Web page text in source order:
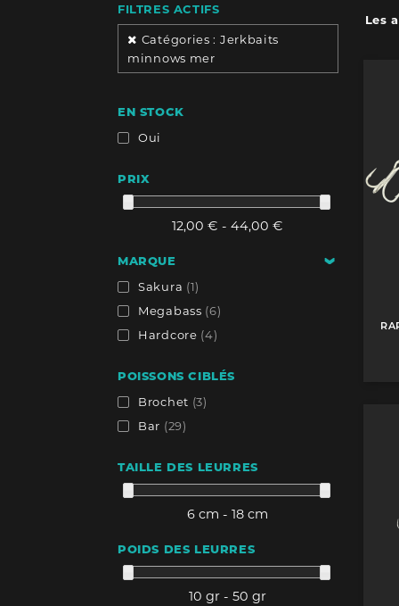
FILTRES ACTIFS
Catégories : Jerkbaits
minnows mer
EN STOCK
Oui
PRIX
12,00 € - 44,00 €
MARQUE
Sakura (1)
Megabass (6)
Hardcore (4)
POISSONS CIBLÉS
Brochet (3)
Bar (29)
TAILLE DES LEURRES
6 cm - 18 cm
POIDS DES LEURRES
10 gr - 50 gr
Les